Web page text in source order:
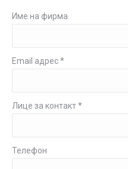
Име на фирма
Email адрес *
Лице за контакт *
Телефон